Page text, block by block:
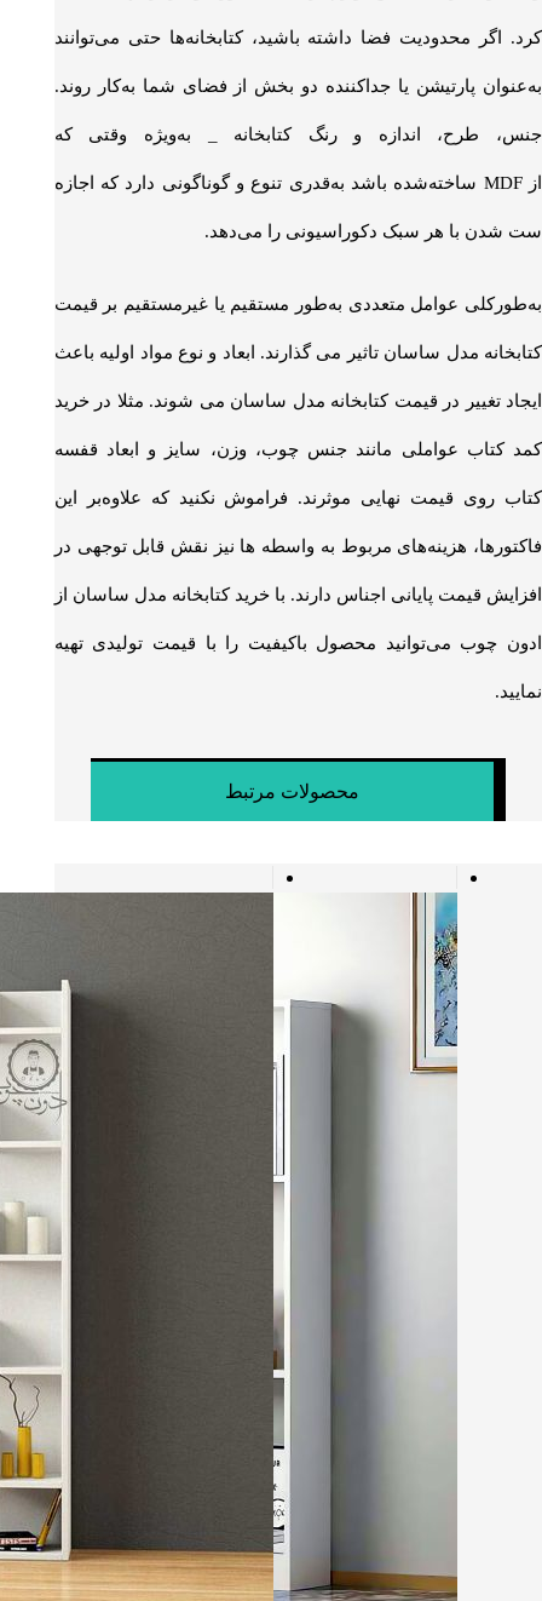
کرد. اگر محدودیت فضا داشته باشید، کتابخانه‌ها حتی می‌توانند
به‌عنوان پارتیشن یا جداکننده دو بخش از فضای شما به‌کار روند.
جنس، طرح، اندازه و رنگ کتابخانه _ به‌ویژه وقتی که
از MDF ساخته‌شده باشد به‌قدری تنوع و گوناگونی دارد که اجازه
ست شدن با هر سبک دکوراسیونی را می‌دهد.
به‌طورکلی عوامل متعددی به‌طور مستقیم یا غیرمستقیم بر قیمت
کتابخانه مدل ساسان تاثیر می گذارند. ابعاد و نوع مواد اولیه باعث
ایجاد تغییر در قیمت کتابخانه مدل ساسان می شوند. مثلا در خرید
کمد کتاب عواملی مانند جنس چوب، وزن، سایز و ابعاد قفسه
کتاب روی قیمت نهایی موثرند. فراموش نکنید که علاوه‌بر این
فاکتورها، هزینه‌های مربوط به واسطه ها نیز نقش قابل توجهی در
افزایش قیمت پایانی اجناس دارند. با خرید کتابخانه مدل ساسان از
ادون چوب می‌توانید محصول باکیفیت را با قیمت تولیدی تهیه
نمایید.
محصولات مرتبط